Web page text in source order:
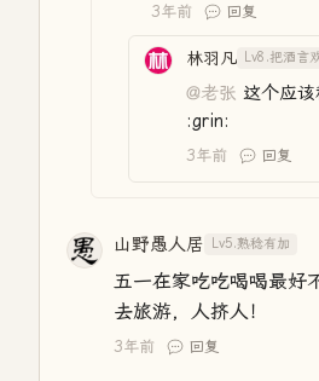
3年前 回复
林羽凡 Lv8.把酒言
@老张 这个应
:grin:
3年前 回复
山野愚人居 Lv5.熟稔有加
五一在家吃吃喝喝最好
去旅游，人挤人！
3年前 回复